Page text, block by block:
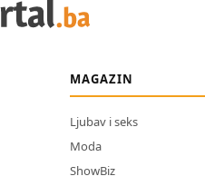
MAGAZIN
Ljubav i seks
Moda
ShowBiz